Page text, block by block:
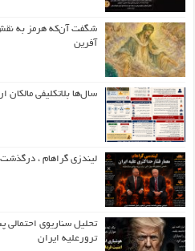
شگفت آن‌که هرمز به
آفرین
سال‌ها بلاتکلیفی مالکان
لیندزی گراهام ، درگذشت
تحلیل سناریوی احتمالی
ترورعلیه ایران